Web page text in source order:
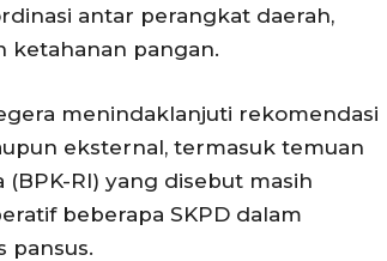
antar perangkat daerah,
ketahanan pangan.
menindaklanjuti rekomendasi
eksternal, termasuk temuan
RI) yang disebut masih
beberapa SKPD dalam
pansus.